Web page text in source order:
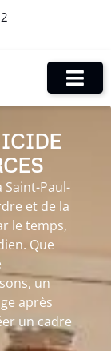
Paul-
et de la
le temps,
Que
un
après
un cadre